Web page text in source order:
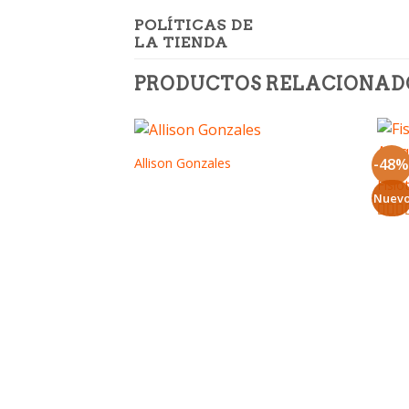
POLÍTICAS DE
LA TIENDA
PRODUCTOS
Allison Gonzales -48%